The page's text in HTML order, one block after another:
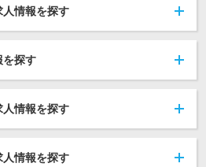
情報を探す
を探す
情報を探す
情報を探す